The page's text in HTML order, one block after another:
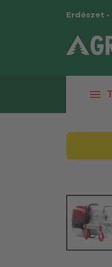
Erdészet
menu